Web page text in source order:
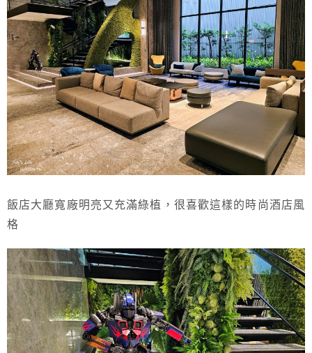
飯店大廳寬廠明亮又充滿綠植，很喜歡這樣的時尚酒店風
格